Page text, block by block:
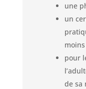
une
un
pour
de sa